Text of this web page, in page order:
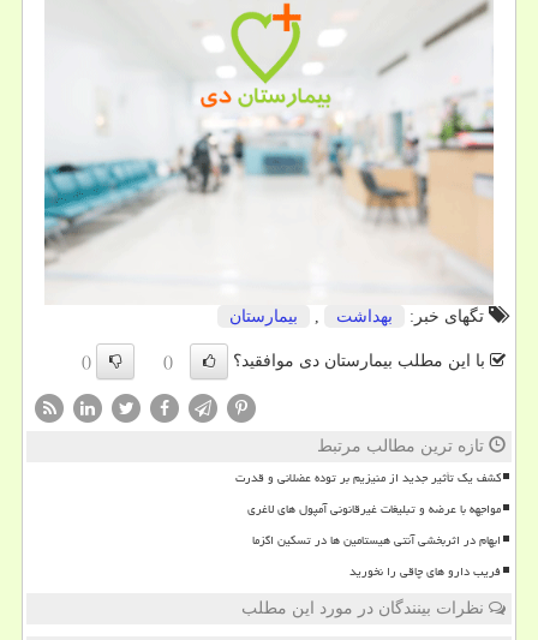
تگهای خبر: بهداشت بیمارستان
با این مطلب بیمارستان دی موافقید؟ ()
()
تازه ترین مطالب مرتبط
کشف یک تأثیر جدید از منیزیم بر توده عضلانی و قدرت
مواجهه با عرضه و تبلیغات غیرقانونی آمپول های لاغری
ابهام در اثربخشی آنتی هیستامین ها در تسکین اگزما
فریب دارو های چاقی را نخورید
نظرات بینندگان در مورد این مطلب